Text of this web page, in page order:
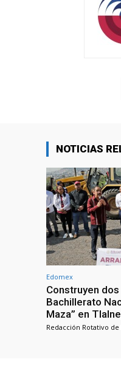
NOTICIAS
Edomex
Construyen
Bachillerato
Maza” en
Redacción Rotativo